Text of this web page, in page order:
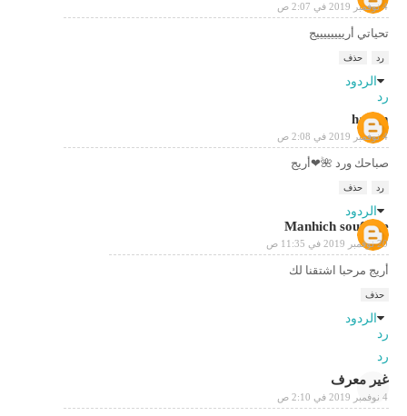
4 نوفمبر 2019 في 2:07 ص
تحياتي أرييييييييج
رد حذف
الردود
رد
hakim
4 نوفمبر 2019 في 2:08 ص
صباحك ورد 🌺❤أريج
رد حذف
الردود
Manhich soufiane
20 نوفمبر 2019 في 11:35 ص
أريج مرحبا اشتقنا لك
حذف
الردود
رد
رد
غير معرف
4 نوفمبر 2019 في 2:10 ص